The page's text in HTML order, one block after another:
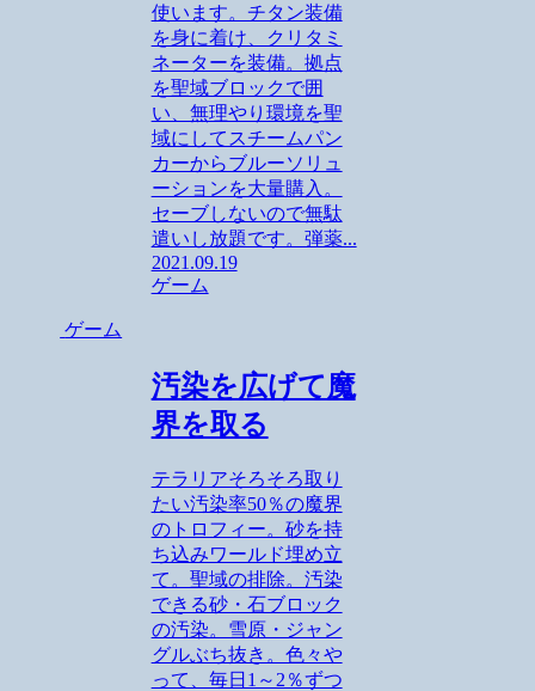
使います。チタン装備
を身に着け、クリタミ
ネーターを装備。拠点
を聖域ブロックで囲
い、無理やり環境を聖
域にしてスチームパン
カーからブルーソリュ
ーションを大量購入。
セーブしないので無駄
遣いし放題です。弾薬...
2021.09.19
ゲーム
ゲーム
汚染を広げて魔
界を取る
テラリアそろそろ取り
たい汚染率50％の魔界
のトロフィー。砂を持
ち込みワールド埋め立
て。聖域の排除。汚染
できる砂・石ブロック
の汚染。雪原・ジャン
グルぶち抜き。色々や
って、毎日1～2％ずつ